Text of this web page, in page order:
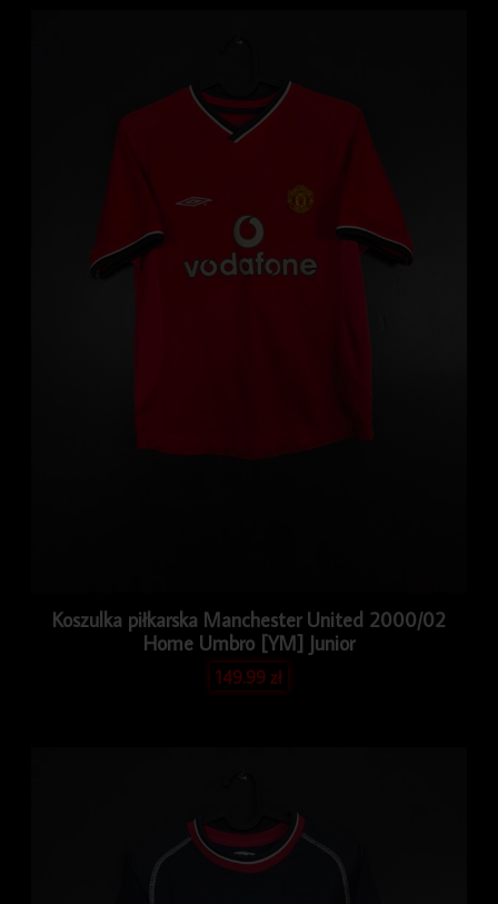
Koszulka piłkarska Manchester United 2000/02
Home Umbro [YM] Junior
149.99zł